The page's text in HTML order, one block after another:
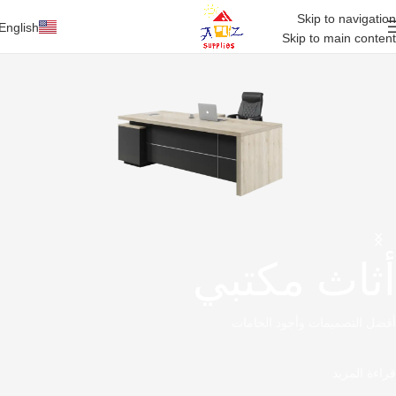
Skip to navigation
Skip to main content